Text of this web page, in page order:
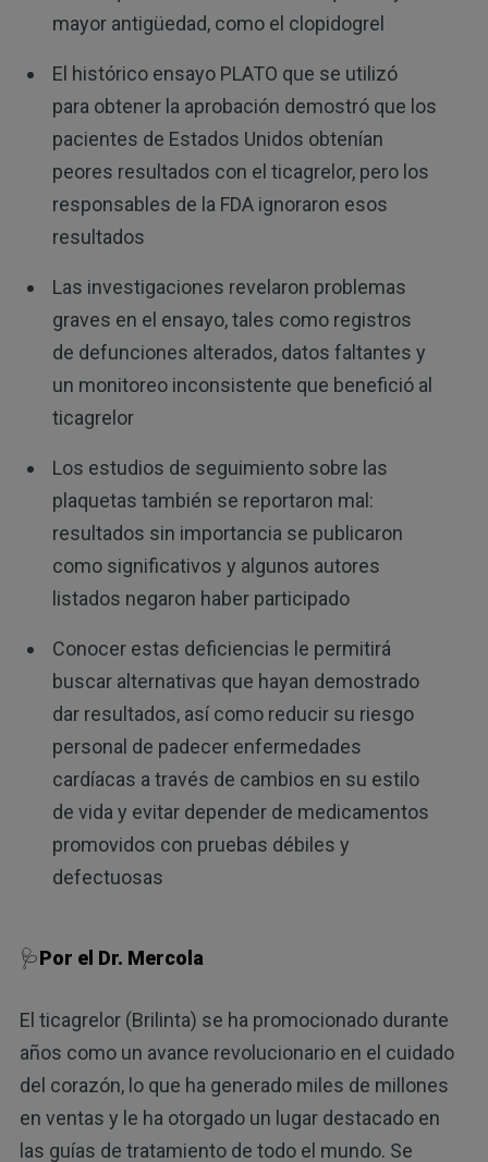
mayor antigüedad, como el clopidogrel
El histórico ensayo PLATO que se utilizó
para obtener la aprobación demostró que los
pacientes de Estados Unidos obtenían
peores resultados con el ticagrelor, pero los
responsables de la FDA ignoraron esos
resultados
Las investigaciones revelaron problemas
graves en el ensayo, tales como registros
de defunciones alterados, datos faltantes y
un monitoreo inconsistente que benefició al
ticagrelor
Los estudios de seguimiento sobre las
plaquetas también se reportaron mal:
resultados sin importancia se publicaron
como significativos y algunos autores
listados negaron haber participado
Conocer estas deficiencias le permitirá
buscar alternativas que hayan demostrado
dar resultados, así como reducir su riesgo
personal de padecer enfermedades
cardíacas a través de cambios en su estilo
de vida y evitar depender de medicamentos
promovidos con pruebas débiles y
defectuosas
🩺Por el Dr. Mercola
El ticagrelor (Brilinta) se ha promocionado durante
años como un avance revolucionario en el cuidado
del corazón, lo que ha generado miles de millones
en ventas y le ha otorgado un lugar destacado en
las guías de tratamiento de todo el mundo. Se